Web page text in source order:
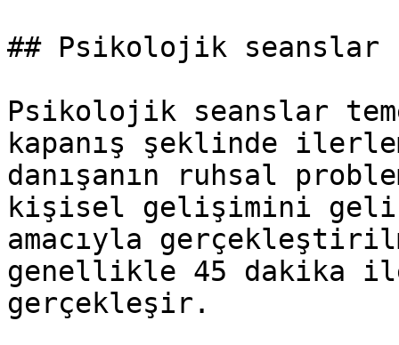
## Psikolojik seanslar
Psikolojik seanslar
kapanış şeklinde
danışanın ruhsal
kişisel gelişimini
amacıyla
genellikle 45 dakika
gerçekleşir.